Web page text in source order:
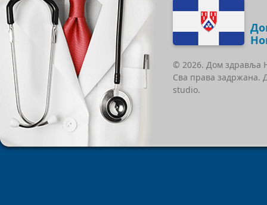
© 2026. Дом здравља
Сва права задржана.
studio.